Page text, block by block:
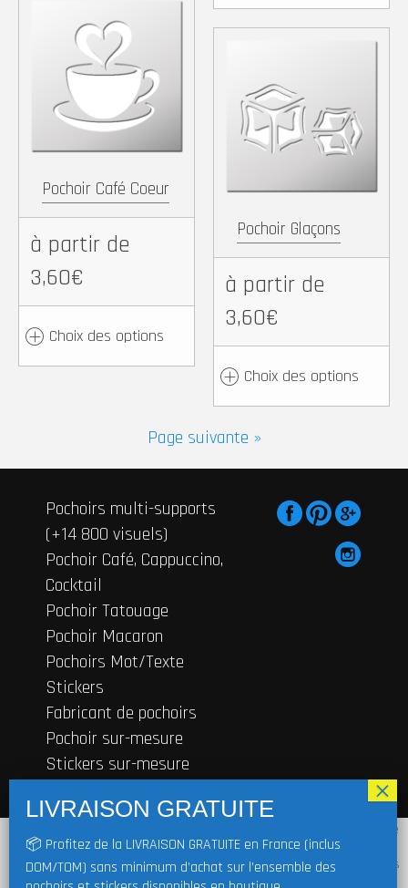
Facebook
X PinterestWhatsApp
Copy
Link
Partager
Pochoir Café Coeur
à partir de
3,60€
Choix des options
Copy
Link
Partager
Pochoir Glaçons
à partir de
3,60€
Choix des options
Page suivante »
Pochoirs multi-supports
(+14 800 visuels)
Pochoir Café, Cappuccino,
Cocktail
Pochoir Tatouage
Pochoir Macaron
Pochoirs Mot/Texte
Stickers
Fabricant de pochoirs
Pochoir sur-mesure
Stickers sur-mesure
réservés | TVA non applicable, art. 293 B
du CGI | Mentions légales |CDG|Cookie|
En cliquant sur "J'accepte", vous acceptez de stocker des cookies sur votre
appareil afin d'améliorer la navigation sur le site, d'analyser l'utilisation du
site et de contribuer à nos efforts de marketing. Merci de nous aider à nous
améliorer et à nous développer.
📦 Profitez de la LIVRAISON GRATUITE en France (inclus
DOM/TOM) sans minimum d’achat sur l’ensemble des